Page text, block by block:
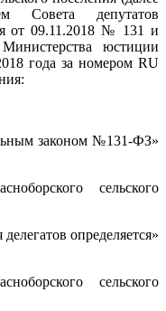
Совета депутатов
от 09.11.2018 № 131 и
юстиции
года за номером RU
законом №131-ФЗ»
сельского
определяется»
сельского